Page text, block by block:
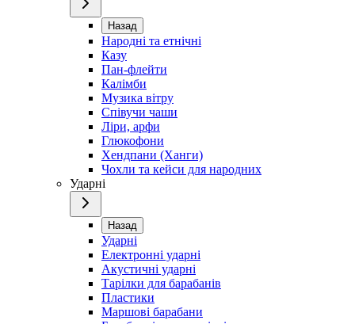
Назад
Народні та етнічні
Казу
Пан-флейти
Калімби
Музика вітру
Співучи чаши
Ліри, арфи
Глюкофони
Хендпани (Ханги)
Чохли та кейси для народних
Ударні
Назад
Ударні
Електронні ударні
Акустичні ударні
Тарілки для барабанів
Пластики
Маршові барабани